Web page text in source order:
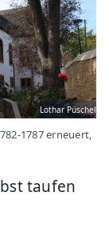
Lothar Püschel
1787 erneuert,
taufen